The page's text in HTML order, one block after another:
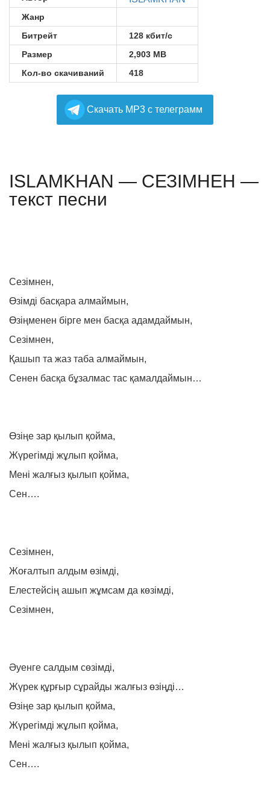
Жанр
Битрейт
128 кбит/с
Размер
2,903 MB
Кол-во скачиваний
418
Cкачать MP3 с телеграмм
ISLAMKHAN — СЕЗІМНЕН —
текст песни
Сезімнен,
Өзімді басқара алмаймын,
Өзіңменен бірге мен басқа адамдаймын,
Сезімнен,
Қашып та жаз таба алмаймын,
Сенен басқа бұзалмас тас қамалдаймын…
Өзіңе зар қылып қойма,
Жүрегімді жұлып қойма,
Мені жалғыз қылып қойма,
Сен….
Сезімнен,
Жоғалтып алдым өзімді,
Елестейсің ашып жұмсам да көзімді,
Сезімнен,
Әуенге салдым сөзімді,
Жүрек құрғыр сұрайды жалғыз өзіңді…
Өзіңе зар қылып қойма,
Жүрегімді жұлып қойма,
Мені жалғыз қылып қойма,
Сен….